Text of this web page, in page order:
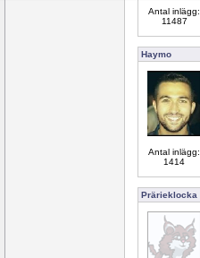
Antal inlägg:
11487
Haymo
Antal inlägg:
1414
Prärieklocka